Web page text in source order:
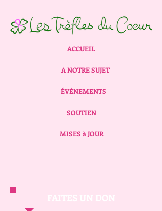
ACCUEIL
A NOTRE SUJET
ÉVÉNEMENTS
SOUTIEN
MISES à JOUR
FAITES UN DON